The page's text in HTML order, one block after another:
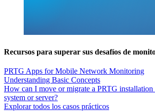
Recursos para superar sus desafíos de
PRTG Apps for Mobile Network Monitoring
Understanding Basic Concepts
How can I move or migrate a PRTG
system or server?
Explorar todos los casos prácticos